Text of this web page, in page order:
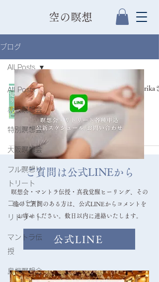
​空の瞑想
ブログ
All Posts
赤坂瞑想会
特別瞑想会
大阪瞑想会
フル瞑想リ
トリート
コンパクト
リトリート
マントラ伝
授
島根瞑想会
All Posts
空の瞑想インストラクターYurikaさ
んの新しい挑戦！
インストラクター
2025年8月18日
ご質問は公式LINEから
瞑想会・マントラ伝授・真我覚醒ヒーリング、その
他のご質問のある方は、公式LINEからコメントを
お寄せください。数日以内に連絡いたします。
公式LINE